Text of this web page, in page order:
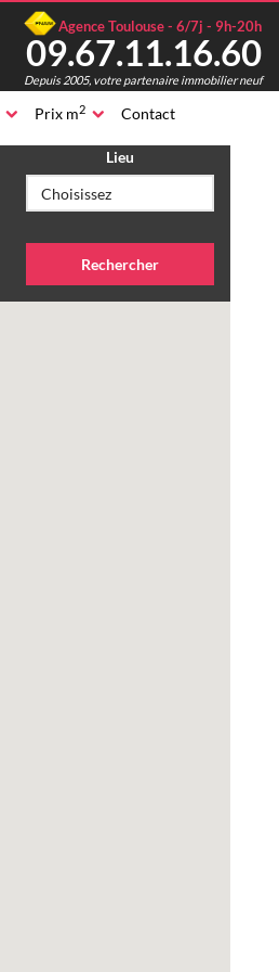
Agence Toulouse - 6/7j - 9h-20h
09.67.11.16.60
Depuis 2005, votre partenaire immobilier neuf
Prix m2 Contact
Lieu